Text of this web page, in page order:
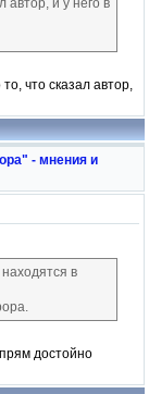
автор, и у него в
что сказал автор,
- мнения и
в
достойно